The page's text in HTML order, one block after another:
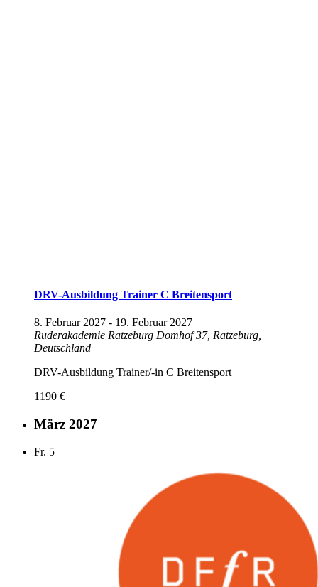
DRV-Ausbildung Trainer C Breitensport
8. Februar 2027 - 19. Februar 2027
Ruderakademie Ratzeburg Domhof 37, Ratzeburg,
Deutschland
DRV-Ausbildung Trainer/-in C Breitensport
1190 €
März 2027
Fr. 5